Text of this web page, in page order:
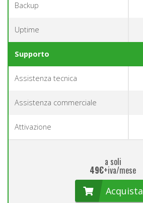
Backup
Uptime
Supporto
Assistenza tecnica
Assistenza commerciale
Attivazione
a soli
49€+iva/mese
Acquista